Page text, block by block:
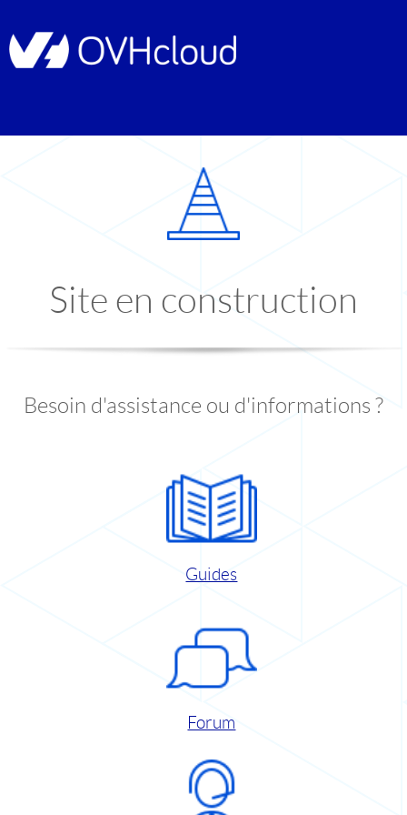
Site en construction
Besoin d'assistance ou d'informations ?
Guides
Forum